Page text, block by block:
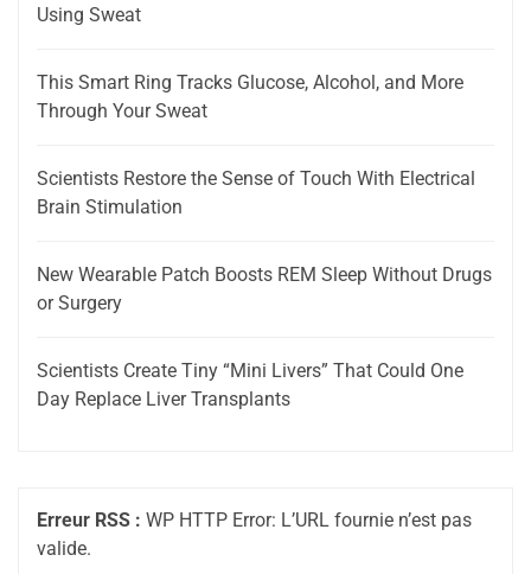
Using Sweat
This Smart Ring Tracks Glucose, Alcohol, and More
Through Your Sweat
Scientists Restore the Sense of Touch With Electrical
Brain Stimulation
New Wearable Patch Boosts REM Sleep Without Drugs
or Surgery
Scientists Create Tiny “Mini Livers” That Could One
Day Replace Liver Transplants
Erreur RSS : WP HTTP Error: L’URL fournie n’est pas
valide.